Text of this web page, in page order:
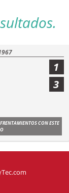
1
3
CON ESTE